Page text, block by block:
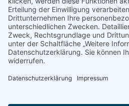
DEDISOL ist Mitglied
Bundesverband Solarwirtschaft
Folgen Sie uns